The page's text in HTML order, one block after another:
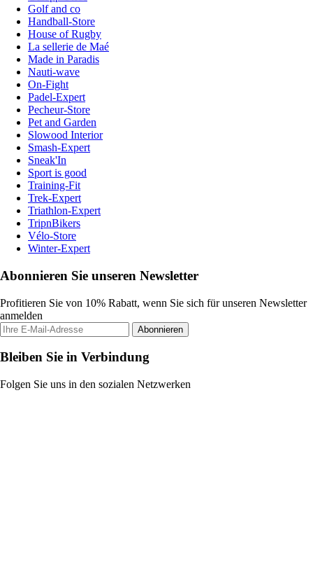
Golf and co
Handball-Store
House of Rugby
La sellerie de Maé
Made in Paradis
Nauti-wave
On-Fight
Padel-Expert
Pecheur-Store
Pet and Garden
Slowood Interior
Smash-Expert
Sneak'In
Sport is good
Training-Fit
Trek-Expert
Triathlon-Expert
TripnBikers
Vélo-Store
Winter-Expert
Abonnieren Sie unseren Newsletter
Profitieren Sie von 10% Rabatt, wenn Sie sich für unseren Newsletter
anmelden
Abonnieren
Bleiben Sie in Verbindung
Folgen Sie uns in den sozialen Netzwerken